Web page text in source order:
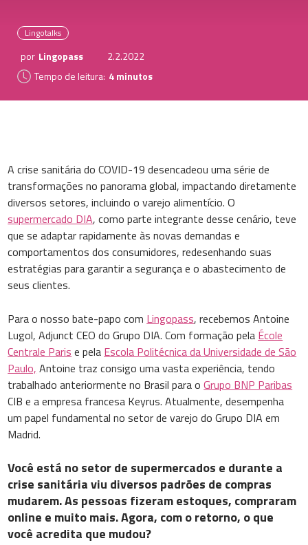
Lingotalks
por Lingopass
2.2.2022
Tempo de leitura: 4 minutos
A crise sanitária do COVID-19 desencadeou uma série de
transformações no panorama global, impactando diretamente
diversos setores, incluindo o varejo alimentício. O
supermercado DIA, como parte integrante desse cenário, teve
que se adaptar rapidamente às novas demandas e
comportamentos dos consumidores, redesenhando suas
estratégias para garantir a segurança e o abastecimento de
seus clientes.
Para o nosso bate-papo com Lingopass, recebemos Antoine
Lugol, Adjunct CEO do Grupo DIA. Com formação pela École
Centrale Paris e pela Escola Politécnica da Universidade de São
Paulo, Antoine traz consigo uma vasta experiência, tendo
trabalhado anteriormente no Brasil para oGrupo BNP Paribas
CIB e a empresa francesa Keyrus. Atualmente, desempenha
um papel fundamental no setor de varejo do Grupo DIA em
Madrid.
Você está no setor de supermercados e durante a
crise sanitária viu diversos padrões de compras
mudarem. As pessoas fizeram estoques, compraram
online e muito mais. Agora, com o retorno, o que
você acredita que mudou?